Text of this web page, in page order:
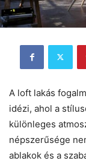
A loft lakás
idézi, ahol a
különleges
népszerűsége
ablakok és a